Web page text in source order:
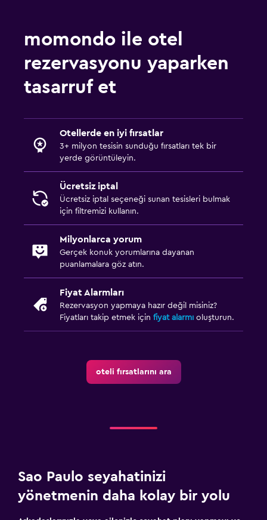
momondo ile otel
rezervasyonu yaparken
tasarruf et
Otellerde en iyi fırsatlar
3+ milyon tesisin sunduğu fırsatları tek bir
yerde görüntüleyin.
Ücretsiz iptal
Ücretsiz iptal seçeneği sunan tesisleri bulmak
için filtremizi kullanın.
Milyonlarca yorum
Gerçek konuk yorumlarına dayanan
puanlamalara göz atın.
Fiyat Alarmları
Rezervasyon yapmaya hazır değil misiniz?
Fiyatları takip etmek için fiyat alarmı oluşturun.
oteli fırsatlarını ara
Sao Paulo seyahatinizi
yönetmenin daha kolay bir yolu